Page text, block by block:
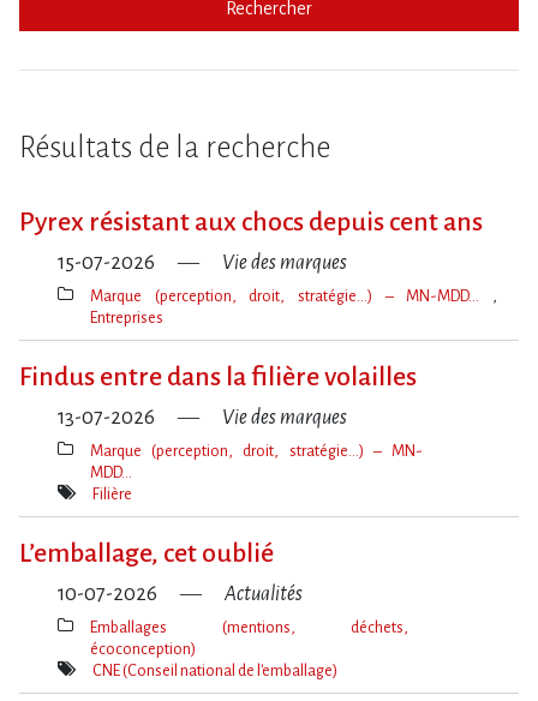
Rechercher
Résultats de la recherche
Pyrex résistant aux chocs depuis cent ans
15-07-2026 Vie des marques
Thèmes(s)
Marque (perception, droit, stratégie…) – MN-MDD…
Entreprises
Findus entre dans la filière volailles
13-07-2026 Vie des marques
Thèmes(s)
Marque (perception, droit, stratégie…) – MN-
MDD…
Mot(s)-
Filière
L​‌’emballage, cet oublié
10-07-2026 Actualités
Thèmes(s)
Emballages (mentions, déchets,
écoconception)
Mot(s)-
CNE (Conseil national de l'emballage)